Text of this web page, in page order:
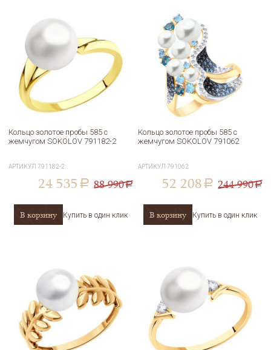
Кольцо золотое пробы 585 с
жемчугом SOKOLOV 791182-2
АРТИКУЛ791182-2
24 535 a 88 990a
В корзину Купить в один клик
Кольцо золотое пробы 585 с
жемчугом SOKOLOV 791062
АРТИКУЛ791062
52 208 a 244 990a
В корзину Купить в один клик